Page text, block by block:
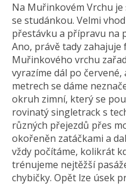
Na Muřinkovém Vrchu je
se studánkou. Velmi
přestávku a přípravu na
Ano, právě tady
Muřinkového vrchu
vyrazíme dál po červené,
metrech se dáme
okruh zimní, který se
rovinatý singletrack s
různých přejezdů přes
okořeněn zatáčkami a
vždy počítáme, kolikrát
trénujeme nejtěžší
chybičky. Opět lze úsek